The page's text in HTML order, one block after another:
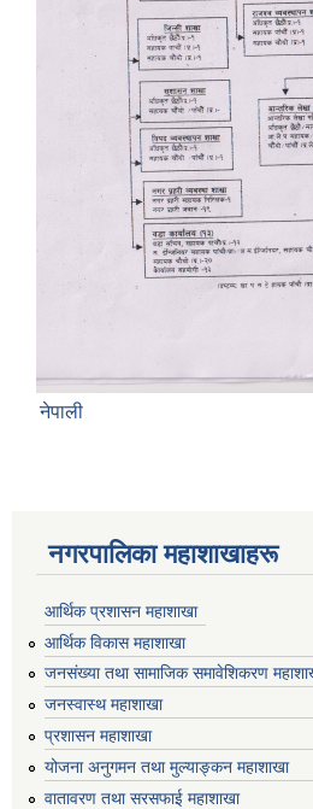
नेपाली
नगरपालिका महाशाखाहरू
आर्थिक प्रशासन महाशाखा
आर्थिक विकास महाशाखा
जनसंख्या तथा सामाजिक समावेशिकरण
जनस्वास्थ महाशाखा
प्रशासन महाशाखा
योजना अनुगमन तथा मुल्याङ्कन महाशाखा
वातावरण तथा सरसफाई महाशाखा